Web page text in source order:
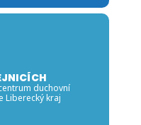
duchovní
Liberecký kraj